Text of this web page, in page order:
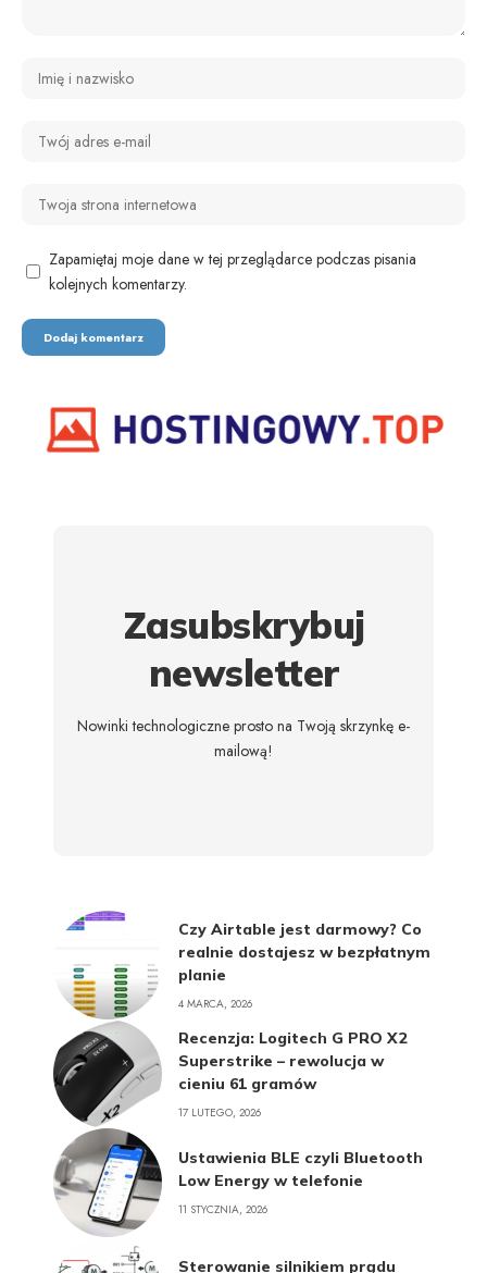
Zapamiętaj moje dane w tej przeglądarce podczas pisania
kolejnych komentarzy.
Zasubskrybuj
newsletter
Nowinki technologiczne prosto na Twoją skrzynkę e-
mailową!
Czy Airtable jest darmowy? Co
realnie dostajesz w bezpłatnym
planie
4 MARCA, 2026
Recenzja: Logitech G PRO X2
Superstrike – rewolucja w
cieniu 61 gramów
17 LUTEGO, 2026
Ustawienia BLE czyli Bluetooth
Low Energy w telefonie
11 STYCZNIA, 2026
Sterowanie silnikiem prądu